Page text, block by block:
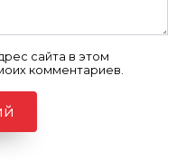
сайта в этом
комментариев.